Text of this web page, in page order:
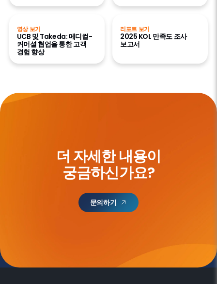
영상 보기
UCB 및 Takeda: 메디컬-
커머셜 협업을 통한 고객
경험 향상
리포트 보기
2025 KOL 만족도 조사
보고서
더 자세한 내용이
궁금하신가요?
문의하기